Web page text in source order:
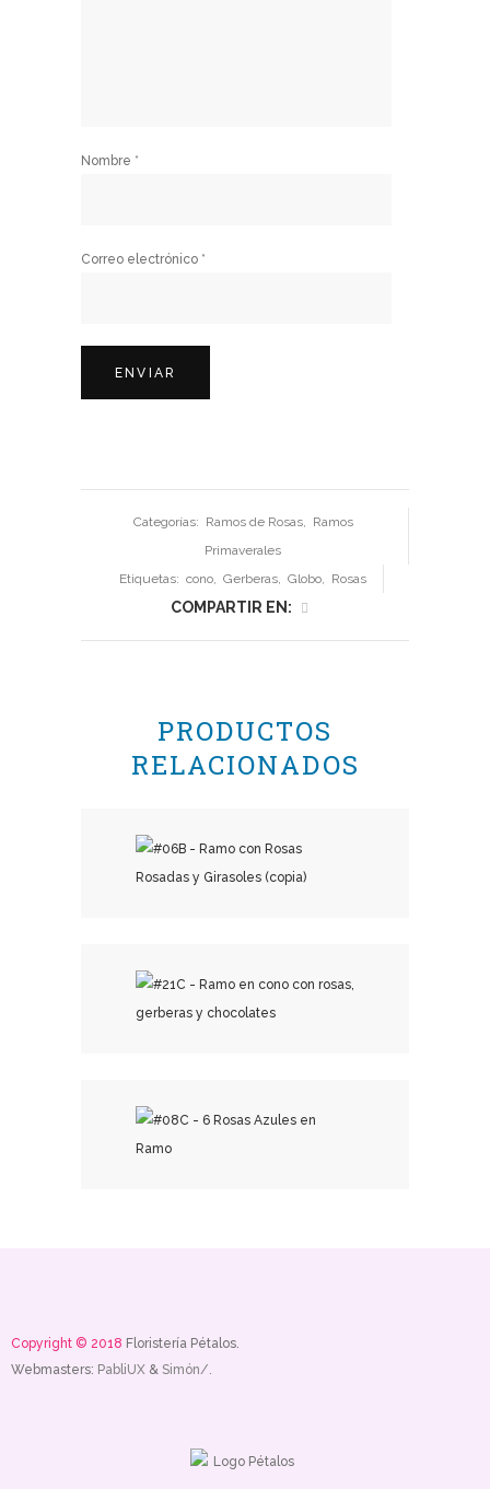
Nombre *
Correo electrónico *
Categorías: Ramos de Rosas, Ramos
Primaverales
Etiquetas: cono, Gerberas, Globo, Rosas
COMPARTIR EN:
PRODUCTOS
RELACIONADOS
Copyright © 2018 Floristería Pétalos.
Webmasters: PabliUX & Simón/.